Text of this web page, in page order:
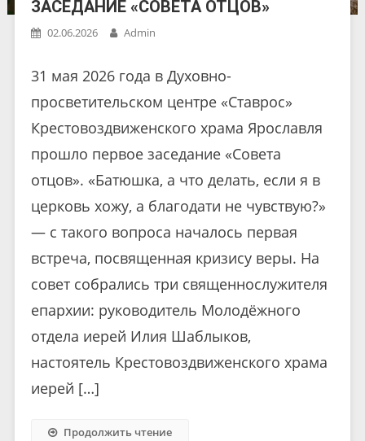
ЗАСЕДАНИЕ «СОВЕТА ОТЦОВ»
02.06.2026 Admin
31 мая 2026 года в Духовно-
просветительском центре «Ставрос»
Крестовоздвиженского храма Ярославля
прошло первое заседание «Совета
отцов». «Батюшка, а что делать, если я в
церковь хожу, а благодати не чувствую?»
— с такого вопроса началось первая
встреча, посвященная кризису веры. На
совет собрались три священнослужителя
епархии: руководитель Молодёжного
отдела иерей Илия Шаблыков,
настоятель Крестовоздвиженского храма
иерей […]
Продолжить чтение